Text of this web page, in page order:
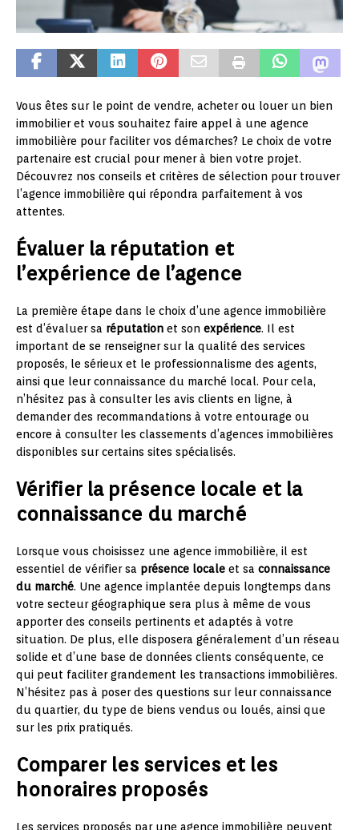
Vous êtes sur le point de vendre, acheter ou louer un bien
immobilier et vous souhaitez faire appel à une agence
immobilière pour faciliter vos démarches? Le choix de votre
partenaire est crucial pour mener à bien votre projet.
Découvrez nos conseils et critères de sélection pour trouver
l’agence immobilière qui répondra parfaitement à vos
attentes.
Évaluer la réputation et
l’expérience de l’agence
La première étape dans le choix d’une agence immobilière
est d’évaluer sa réputation et son expérience. Il est
important de se renseigner sur la qualité des services
proposés, le sérieux et le professionnalisme des agents,
ainsi que leur connaissance du marché local. Pour cela,
n’hésitez pas à consulter les avis clients en ligne, à
demander des recommandations à votre entourage ou
encore à consulter les classements d’agences immobilières
disponibles sur certains sites spécialisés.
Vérifier la présence locale et la
connaissance du marché
Lorsque vous choisissez une agence immobilière, il est
essentiel de vérifier sa présence locale et sa connaissance
du marché. Une agence implantée depuis longtemps dans
votre secteur géographique sera plus à même de vous
apporter des conseils pertinents et adaptés à votre
situation. De plus, elle disposera généralement d’un réseau
solide et d’une base de données clients conséquente, ce
qui peut faciliter grandement les transactions immobilières.
N’hésitez pas à poser des questions sur leur connaissance
du quartier, du type de biens vendus ou loués, ainsi que
sur les prix pratiqués.
Comparer les services et les
honoraires proposés
Les services proposés par une agence immobilière peuvent